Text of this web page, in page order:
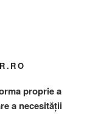
proprie a
a necesității